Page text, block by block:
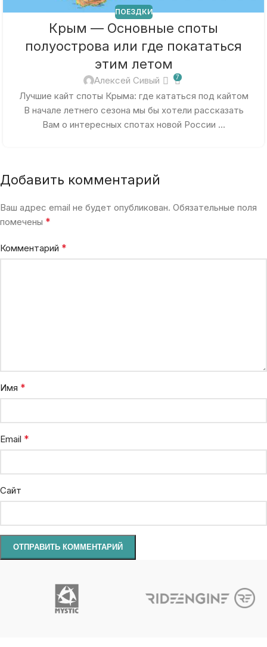
ПОЕЗДКИ
Крым — Основные споты
полуострова или где покататься
этим летом
Алексей Сивый 7
Лучшие кайт споты Крыма: где кататься под кайтом
В начале летнего сезона мы бы хотели рассказать
Вам о интересных спотах новой России ...
Добавить комментарий
Ваш адрес email не будет опубликован. Обязательные поля
помечены *
Комментарий *
Имя *
Email *
Сайт